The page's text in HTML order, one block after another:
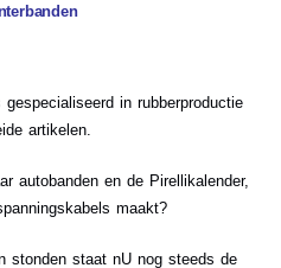
in rubberproductie
artikelen.
autobanden en de Pirellikalender,
maakt?
stonden staat nU nog steeds de